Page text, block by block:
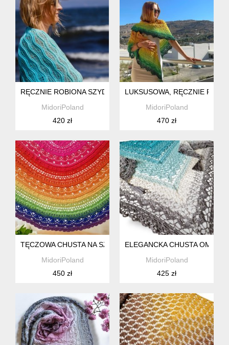
RĘCZNIE ROBIONA SZYDEŁKOWA CHUSTA W NIEBIESKIM
MidoriPoland
420 zł
LUKSUSOWA, RĘCZNIE
MidoriPoland
470 zł
TĘCZOWA CHUSTA NA SZYDEŁKU
MidoriPoland
450 zł
ELEGANCKA CHUSTA
MidoriPoland
425 zł